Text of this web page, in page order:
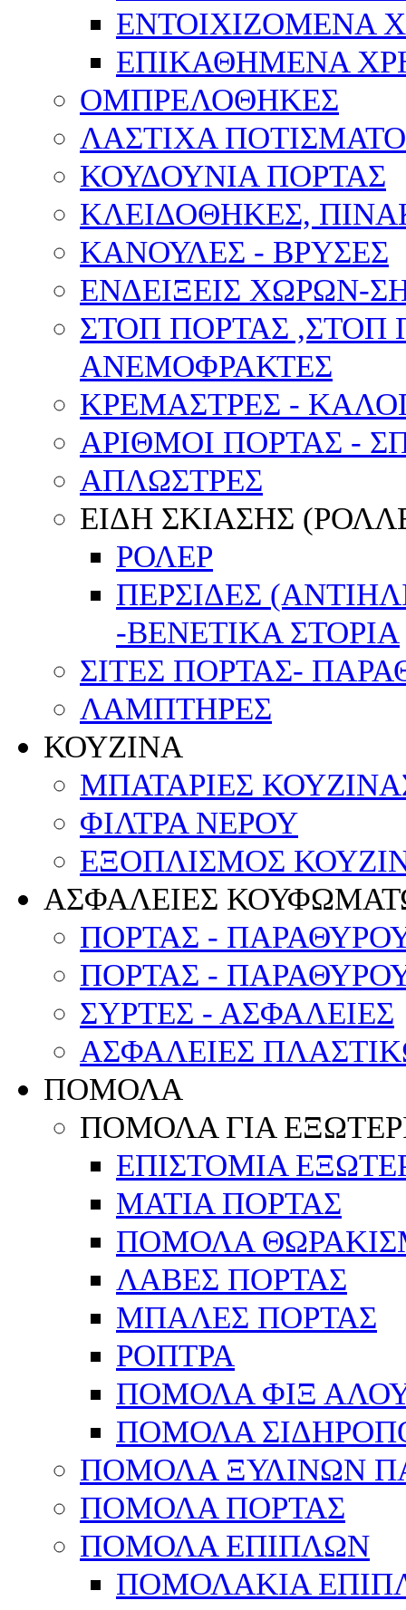
ΕΝΤΟΙΧΙΖΟΜΕΝΑ
ΕΠΙΚΑΘΗΜΕΝΑ
ΟΜΠΡΕΛΟΘΗΚΕΣ
ΛΑΣΤΙΧΑ
ΚΟΥΔΟΥΝΙΑ ΠΟΡΤΑΣ
ΚΛΕΙΔΟΘΗΚΕΣ,
ΚΑΝΟΥΛΕΣ - ΒΡΥΣΕΣ
ΕΝΔΕΙΞΕΙΣ ΧΩΡΩΝ-
ΣΤΟΠ ΠΟΡΤΑΣ ,ΣΤΟΠ
ΑΝΕΜΟΦΡΑΚΤΕΣ
ΚΡΕΜΑΣΤΡΕΣ -
ΑΡΙΘΜΟΙ ΠΟΡΤΑΣ -
ΑΠΛΩΣΤΡΕΣ
ΕΙΔΗ ΣΚΙΑΣΗΣ
ΡΟΛΕΡ
ΠΕΡΣΙΔΕΣ
-ΒΕΝΕΤΙΚΑ ΣΤΟΡΙΑ
ΣΙΤΕΣ ΠΟΡΤΑΣ-
ΛΑΜΠΤΗΡΕΣ
ΚΟΥΖΙΝΑ
ΜΠΑΤΑΡΙΕΣ
ΦΙΛΤΡΑ ΝΕΡΟΥ
ΕΞΟΠΛΙΣΜΟΣ
ΑΣΦΑΛΕΙΕΣ
ΠΟΡΤΑΣ -
ΠΟΡΤΑΣ -
ΣΥΡΤΕΣ - ΑΣΦΑΛΕΙΕΣ
ΑΣΦΑΛΕΙΕΣ
ΠΟΜΟΛΑ
ΠΟΜΟΛΑ ΓΙΑ
ΕΠΙΣΤΟΜΙΑ
ΜΑΤΙΑ ΠΟΡΤΑΣ
ΠΟΜΟΛΑ
ΛΑΒΕΣ ΠΟΡΤΑΣ
ΜΠΑΛΕΣ ΠΟΡΤΑΣ
ΡΟΠΤΡΑ
ΠΟΜΟΛΑ ΦΙΞ
ΠΟΜΟΛΑ
ΠΟΜΟΛΑ ΞΥΛΙΝΩΝ
ΠΟΜΟΛΑ ΠΟΡΤΑΣ
ΠΟΜΟΛΑ ΕΠΙΠΛΩΝ
ΠΟΜΟΛΑΚΙΑ